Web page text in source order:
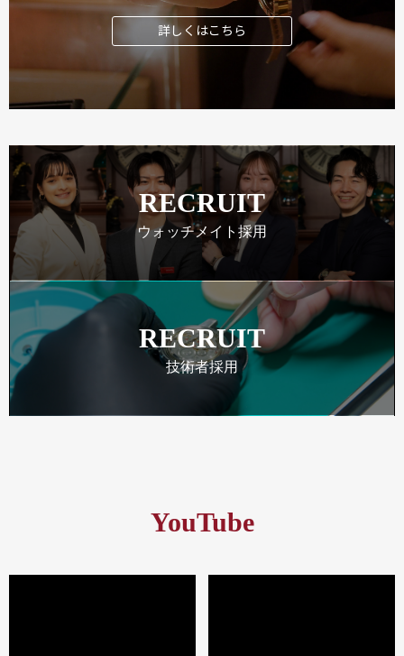
詳しくはこちら
RECRUIT
ウォッチメイト採用
RECRUIT
技術者採用
YouTube